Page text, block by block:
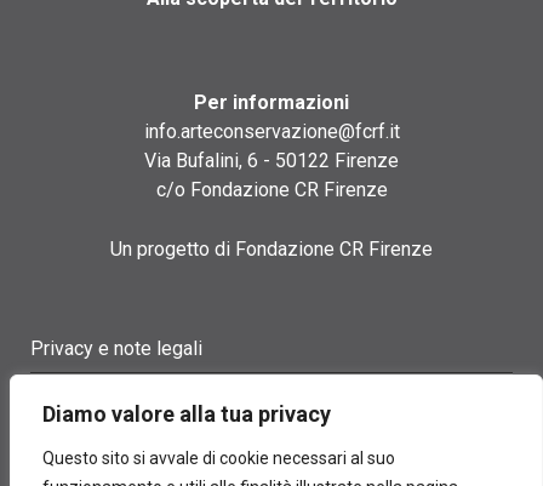
Diamo valore alla tua privacy
Questo sito si avvale di cookie necessari al suo
Per informazioni
info.arteconservazione@fcrf.it
Via Bufalini, 6 - 50122 Firenze
c/o Fondazione CR Firenze
Un progetto di Fondazione CR Firenze
Privacy e note legali
Cookie policy